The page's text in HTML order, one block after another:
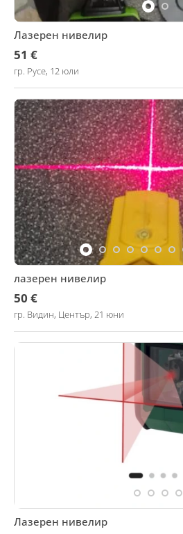
Лазерен нивелир
51 €
гр. Русе, 12 юли
лазерен нивелир
50 €
гр. Видин, Център, 21 юни
Лазерен нивелир